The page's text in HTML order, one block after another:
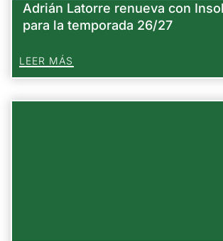
Adrián Latorre renueva con
para la temporada 26/27
LEER MÁS